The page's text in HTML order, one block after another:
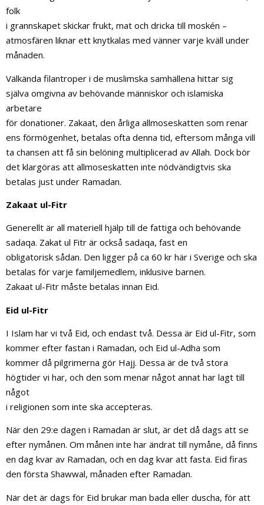
folk
i grannskapet skickar frukt, mat och dricka till moskén –
atmosfären liknar ett knytkalas med vänner varje kväll under
månaden.
Välkända filantroper i de muslimska samhällena hittar sig
själva omgivna av behövande människor och islamiska
arbetare
för donationer. Zakaat, den årliga allmoseskatten som renar
ens förmögenhet, betalas ofta denna tid, eftersom många vill
ta chansen att få sin belöning multiplicerad av Allah. Dock bör
det klargöras att allmoseskatten inte nödvändigtvis ska
betalas just under Ramadan.
Zakaat ul-Fitr
Generellt är all materiell hjälp till de fattiga och behövande
sadaqa. Zakat ul Fitr är också sadaqa, fast en
obligatorisk sådan. Den ligger på ca 60 kr här i Sverige och ska
betalas för varje familjemedlem, inklusive barnen.
Zakaat ul-Fitr måste betalas innan Eid.
Eid ul-Fitr
I Islam har vi två Eid, och endast två. Dessa är Eid ul-Fitr, som
kommer efter fastan i Ramadan, och Eid ul-Adha som
kommer då pilgrimerna gör Hajj. Dessa är de två stora
högtider vi har, och den som menar något annat har lagt till
något
i religionen som inte ska accepteras.
När den 29:e dagen i Ramadan är slut, är det då dags att se
efter nymånen. Om månen inte har ändrat till nymåne, då finns
en dag kvar av Ramadan, och en dag kvar att fasta. Eid firas
den första Shawwal, månaden efter Ramadan.
När det är dags för Eid brukar man bada eller duscha, för att